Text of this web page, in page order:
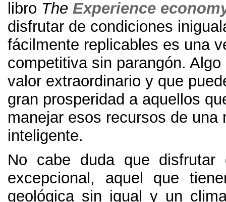
libro The Experience
disfrutar de condiciones
fácilmente replicables es una
competitiva sin parangón. Algo
valor extraordinario y que
gran prosperidad a aquellos
manejar esos recursos de una
inteligente.
No cabe duda que disfrutar
excepcional , aquel que
geológica sin igual y un